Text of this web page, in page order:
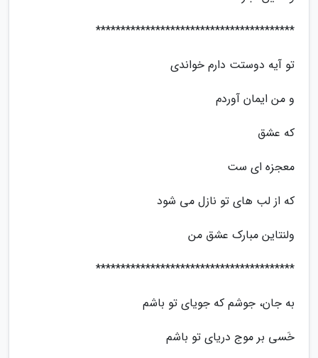
****************************************
تو آیه دوستت دارم خواندی
و من ایمان آوردم
که عشق
معجزه ای ست
که از لب های تو نازل می شود
ولنتاین مبارک عشق من
****************************************
به جان، جوشم که جویای تو باشم
خَسی بر موج دریای تو باشم